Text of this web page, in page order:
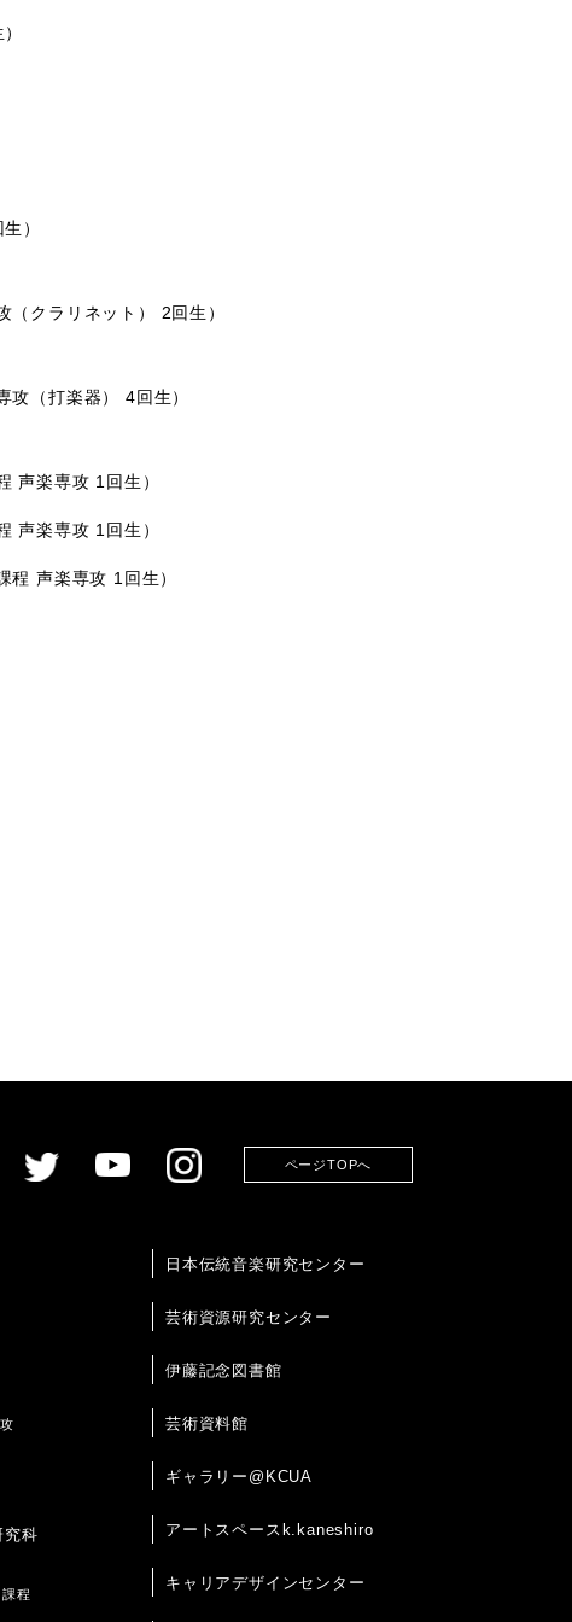
）
ラリネット） 2回生）
（打楽器） 4回生）
楽専攻 1回生）
楽専攻 1回生）
声楽専攻 1回生）
ページTOPへ
究科
程
日本伝統音楽研究センター
芸術資源研究センター
伊藤記念図書館
芸術資料館
ギャラリー@KCUA
アートスペースk.kaneshiro
キャリアデザインセンター